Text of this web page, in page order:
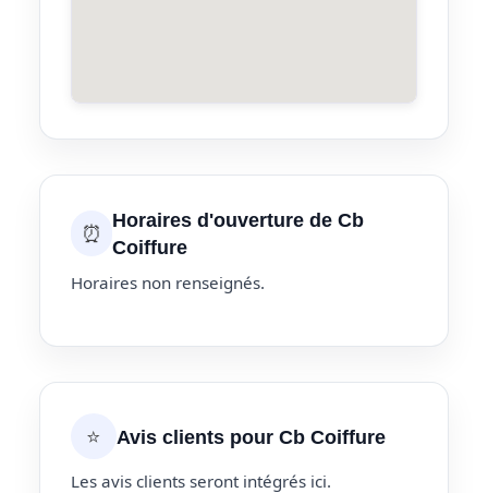
⏰
Horaires d'ouverture de Cb
Coiffure
Horaires non renseignés.
⭐ Avis clients pour Cb Coiffure
Les avis clients seront intégrés ici.